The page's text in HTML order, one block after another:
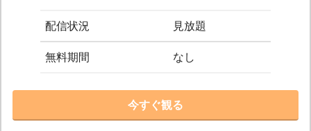
配信状況 見放題
無料期間 なし
今すぐ観る